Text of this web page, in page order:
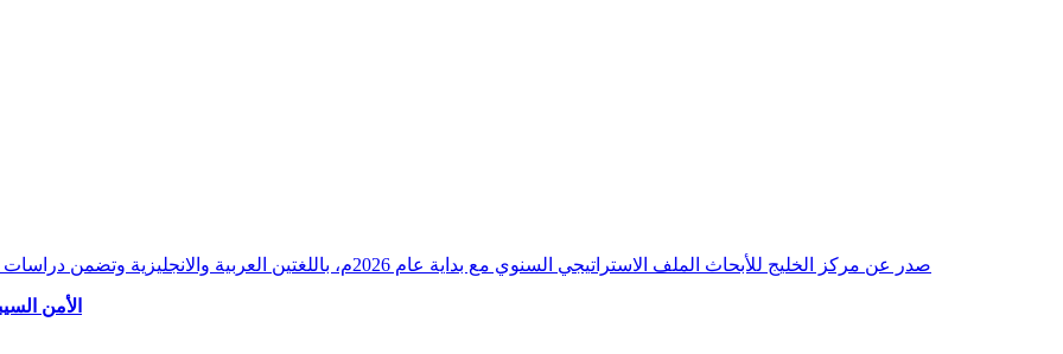
صدر عن مركز الخليج للأبحاث الملف الاستراتيجي السنوي مع بداية عام 2026م، باللغتين العربية والانجليزية وتضمن دراسات تحليلية ورؤى معمقة، وقراءات دقيقة ورصدًا واستشرافًا وافيًا لكافة أ
الأمن